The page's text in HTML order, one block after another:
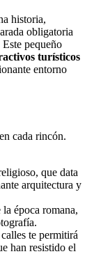
historia,
obligatoria
pequeño
turísticos
entorno
cada rincón.
que data
arquitectura y
época romana,
te permitirá
han resistido el